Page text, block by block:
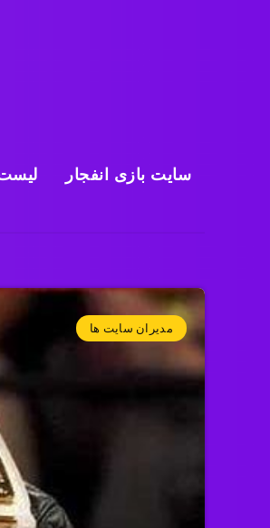
سایت بازی انفجار
مدیران سایت ها